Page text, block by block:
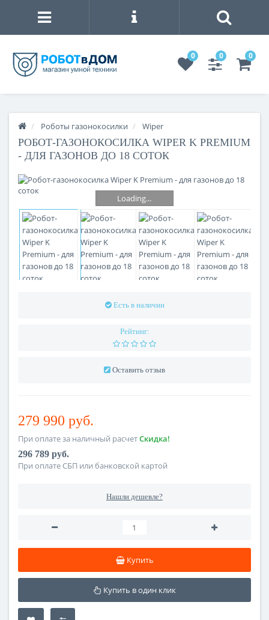
0 0 0
Роботы газонокосилки Wiper
РОБОТ-ГАЗОНОКОСИЛКА WIPER K PREMIUM
- ДЛЯ ГАЗОНОВ ДО 18 СОТОК
Loading...
Есть в наличии
Рейтинг:
Оставить отзыв
279 990 руб.
При оплате за наличный расчетСкидка!
296 789 руб.
При оплате СБП или банковской картой
Нашли дешевле?
Купить
Купить в один клик